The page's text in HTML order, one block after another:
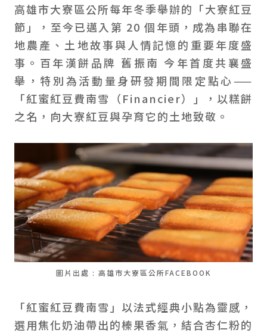
高雄市大寮區公所每年冬季舉辦的「大寮紅豆
節」，至今已邁入第 20 個年頭，成為串聯在
地農產、土地故事與人情記憶的重要年度盛
事。百年漢餅品牌 舊振南 今年首度共襄盛
舉，特別為活動量身研發期間限定點心——
「紅蜜紅豆費南雪（Financier）」，以糕餅
之名，向大寮紅豆與孕育它的土地致敬。
圖片出處 : 高雄市大寮區公所FACEBOOK
「紅蜜紅豆費南雪」以法式經典小點為靈感，
選用焦化奶油帶出的榛果香氣，結合杏仁粉的